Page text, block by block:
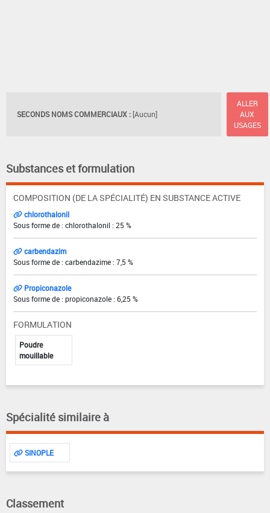
SECONDS NOMS COMMERCIAUX : [Aucun]
ALLER
AUX
USAGES
Substances et formulation
COMPOSITION (DE LA SPÉCIALITÉ) EN SUBSTANCE ACTIVE
chlorothalonil
Sous forme de : chlorothalonil : 25 %
carbendazim
Sous forme de : carbendazime : 7,5 %
Propiconazole
Sous forme de : propiconazole : 6,25 %
FORMULATION
Poudre
mouillable
Spécialité similaire à
SINOPLE
Classement